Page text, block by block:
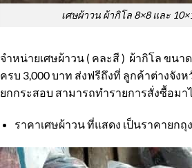
เศษผ้าวน ผ้ากิโล 8×8 และ
จำหน่ายเศษผ้าวน ( คละสี ) ผ้ากิโล ขน
ครบ 3,000 บาท ส่งฟรีถึงที่ ลูกค้าต่างจัง
ยกกระสอบ สามารถทำรายการสั่งซื้อม
ราคาเศษผ้าวน ที่แสดง เป็นราคายกถุ